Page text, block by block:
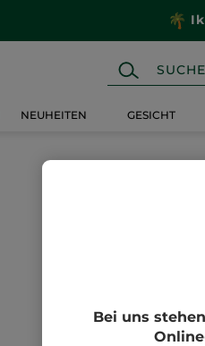
NEUHEITEN GESICHT
Bei uns